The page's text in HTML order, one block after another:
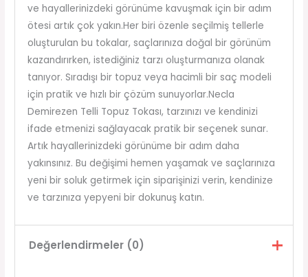
ve hayallerinizdeki görünüme kavuşmak için bir adım
ötesi artık çok yakın.Her biri özenle seçilmiş tellerle
oluşturulan bu tokalar, saçlarınıza doğal bir görünüm
kazandırırken, istediğiniz tarzı oluşturmanıza olanak
tanıyor. Sıradışı bir topuz veya hacimli bir saç modeli
için pratik ve hızlı bir çözüm sunuyorlar.Necla
Demirezen Telli Topuz Tokası, tarzınızı ve kendinizi
ifade etmenizi sağlayacak pratik bir seçenek sunar.
Artık hayallerinizdeki görünüme bir adım daha
yakınsınız. Bu değişimi hemen yaşamak ve saçlarınıza
yeni bir soluk getirmek için siparişinizi verin, kendinize
ve tarzınıza yepyeni bir dokunuş katın.
Değerlendirmeler (0)